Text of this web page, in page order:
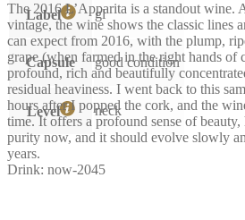
Label gl
Capsule good condition
Level neck
The 2016 L’Apparita is a standout wine.
vintage, the wine shows the classic lines
can expect from 2016, with the plump,
grape (when farmed in the right hands of
profound, rich and beautifully
residual heaviness. I went back to this
hours after I popped the cork, and the
time. It offers a profound sense of
purity now, and it should evolve slowly
years.
Drink: now-2045